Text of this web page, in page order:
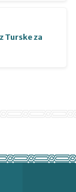
Turske za